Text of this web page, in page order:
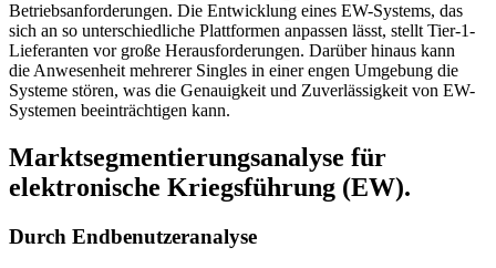
Betriebsanforderungen. Die Entwicklung eines EW-Systems, das
sich an so unterschiedliche Plattformen anpassen lässt, stellt Tier-1-
Lieferanten vor große Herausforderungen. Darüber hinaus kann
die Anwesenheit mehrerer Singles in einer engen Umgebung die
Systeme stören, was die Genauigkeit und Zuverlässigkeit von EW-
Systemen beeinträchtigen kann.
Marktsegmentierungsanalyse für
elektronische Kriegsführung (EW).
Durch Endbenutzeranalyse